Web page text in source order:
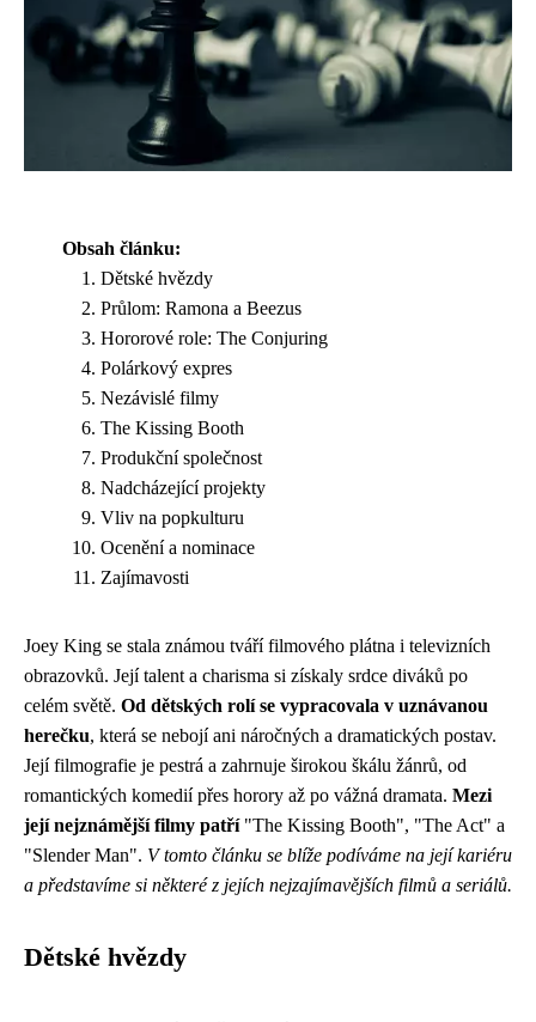
Obsah článku:
Dětské hvězdy
Průlom: Ramona a Beezus
Hororové role: The Conjuring
Polárkový expres
Nezávislé filmy
The Kissing Booth
Produkční společnost
Nadcházející projekty
Vliv na popkulturu
Ocenění a nominace
Zajímavosti
Joey King se stala známou tváří filmového plátna i televizních
obrazovků. Její talent a charisma si získaly srdce diváků po
celém světě. Od dětských rolí se vypracovala v uznávanou
herečku, která se nebojí ani náročných a dramatických postav.
Její filmografie je pestrá a zahrnuje širokou škálu žánrů, od
romantických komedií přes horory až po vážná dramata. Mezi
její nejznámější filmy patří"The Kissing Booth", "The Act" a
"Slender Man". V tomto článku se blíže podíváme na její kariéru
a představíme si některé z jejích nejzajímavějších filmů a seriálů.
Dětské hvězdy